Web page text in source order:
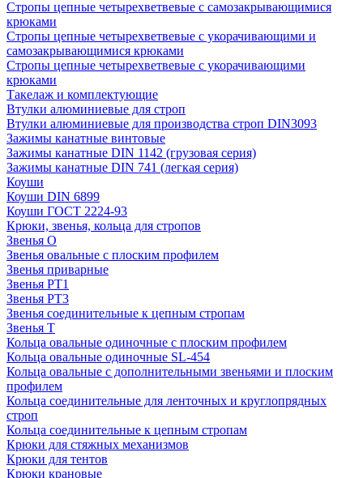
Стропы цепные четырехветвевые с самозакрывающимися
крюками
Стропы цепные четырехветвевые с укорачивающими и
самозакрывающимися крюками
Стропы цепные четырехветвевые с укорачивающими
крюками
Такелаж и комплектующие
Втулки алюминиевые для строп
Втулки алюминиевые для производства строп DIN3093
Зажимы канатные винтовые
Зажимы канатные DIN 1142 (грузовая серия)
Зажимы канатные DIN 741 (легкая серия)
Коуши
Коуши DIN 6899
Коуши ГОСТ 2224-93
Крюки, звенья, кольца для стропов
Звенья О
Звенья овальные с плоским профилем
Звенья приварные
Звенья РТ1
Звенья РТ3
Звенья соединительные к цепным стропам
Звенья Т
Кольца овальные одиночные c плоским профилем
Кольца овальные одиночные SL-454
Кольца овальные с дополнительными звеньями и плоским
профилем
Кольца соединительные для ленточных и круглопрядных
строп
Кольца соединительные к цепным стропам
Крюки для стяжных механизмов
Крюки для тентов
Крюки крановые